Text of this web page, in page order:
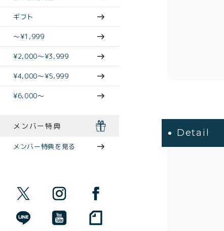
Detail
ギフト
〜¥1,999
¥2,000〜¥3,999
¥4,000〜¥5,999
¥6,000〜
メンバー特典
メンバー特典を見る